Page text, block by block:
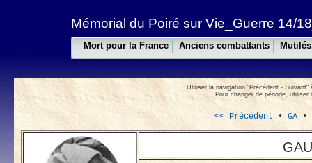
Mémorial du Poiré sur Vie_Guerre 14/
Mort pour la France Anciens combattants
Utiliser la navigation "Précédent -
Pour changer de période,
<< Précédent •GA•